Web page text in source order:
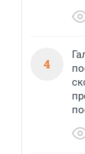
4